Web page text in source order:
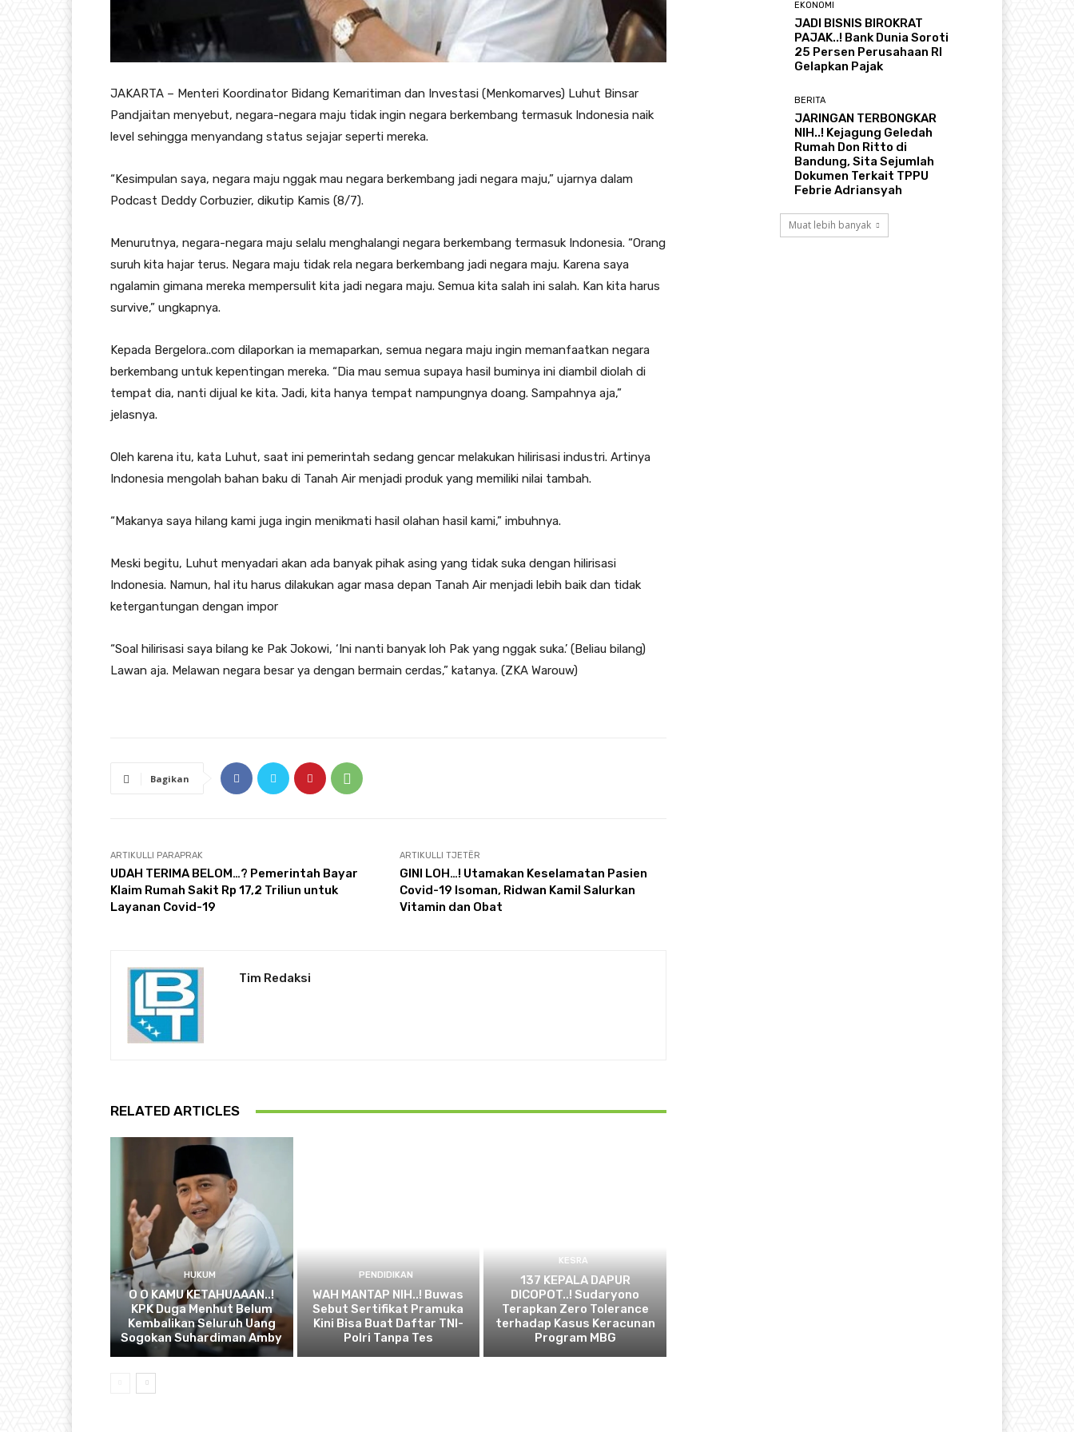
JAKARTA – Menteri Koordinator Bidang Kemaritiman dan Investasi (Menkomarves) Luhut Binsar
Pandjaitan menyebut, negara-negara maju tidak ingin negara berkembang termasuk Indonesia naik
level sehingga menyandang status sejajar seperti mereka.
“Kesimpulan saya, negara maju nggak mau negara berkembang jadi negara maju,” ujarnya dalam
Podcast Deddy Corbuzier, dikutip Kamis (8/7).
Menurutnya, negara-negara maju selalu menghalangi negara berkembang termasuk Indonesia. “Orang
suruh kita hajar terus. Negara maju tidak rela negara berkembang jadi negara maju. Karena saya
ngalamin gimana mereka mempersulit kita jadi negara maju. Semua kita salah ini salah. Kan kita harus
survive,” ungkapnya.
Kepada Bergelora..com dilaporkan ia memaparkan, semua negara maju ingin memanfaatkan negara
berkembang untuk kepentingan mereka. “Dia mau semua supaya hasil buminya ini diambil diolah di
tempat dia, nanti dijual ke kita. Jadi, kita hanya tempat nampungnya doang. Sampahnya aja,”
jelasnya.
Oleh karena itu, kata Luhut, saat ini pemerintah sedang gencar melakukan hilirisasi industri. Artinya
Indonesia mengolah bahan baku di Tanah Air menjadi produk yang memiliki nilai tambah.
“Makanya saya hilang kami juga ingin menikmati hasil olahan hasil kami,” imbuhnya.
Meski begitu, Luhut menyadari akan ada banyak pihak asing yang tidak suka dengan hilirisasi
Indonesia. Namun, hal itu harus dilakukan agar masa depan Tanah Air menjadi lebih baik dan tidak
ketergantungan dengan impor
“Soal hilirisasi saya bilang ke Pak Jokowi, ‘Ini nanti banyak loh Pak yang nggak suka.’ (Beliau bilang)
Lawan aja. Melawan negara besar ya dengan bermain cerdas,” katanya. (ZKA Warouw)
Bagikan
ARTIKULLI PARAPRAK
UDAH TERIMA BELOM…? Pemerintah Bayar
Klaim Rumah Sakit Rp 17,2 Triliun untuk
Layanan Covid-19
ARTIKULLI TJETËR
GINI LOH…! Utamakan Keselamatan Pasien
Covid-19 Isoman, Ridwan Kamil Salurkan
Vitamin dan Obat
Tim Redaksi
RELATED ARTICLES
HUKUM
O O KAMU KETAHUAAAN..!
KPK Duga Menhut Belum
Kembalikan Seluruh Uang
Sogokan Suhardiman Amby
PENDIDIKAN
WAH MANTAP NIH..! Buwas
Sebut Sertifikat Pramuka
Kini Bisa Buat Daftar TNI-
Polri Tanpa Tes
KESRA
137 KEPALA DAPUR
DICOPOT..! Sudaryono
Terapkan Zero Tolerance
terhadap Kasus Keracunan
Program MBG
EKONOMI
JADI BISNIS BIROKRAT
PAJAK..! Bank Dunia Soroti
25 Persen Perusahaan RI
Gelapkan Pajak
BERITA
JARINGAN TERBONGKAR
NIH..! Kejagung Geledah
Rumah Don Ritto di
Bandung, Sita Sejumlah
Dokumen Terkait TPPU
Febrie Adriansyah
Muat lebih banyak